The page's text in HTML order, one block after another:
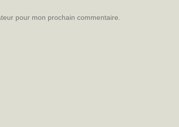
pour mon prochain commentaire.